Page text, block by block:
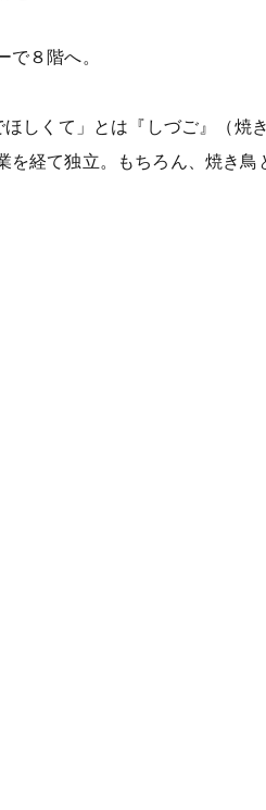
８階へ。
ほしくて」とは『しづご』（
経て独立。もちろん、焼き鳥